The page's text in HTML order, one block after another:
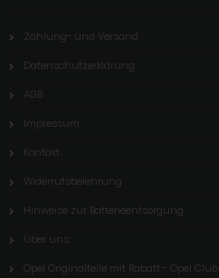
Zahlung- und Versand
Datenschutzerklärung
AGB
Impressum
Kontakt
Widerrufsbelehrung
Hinweise zur Batterieentsorgung
Über uns
Opel Originalteile mit Rabatt - Opel Club